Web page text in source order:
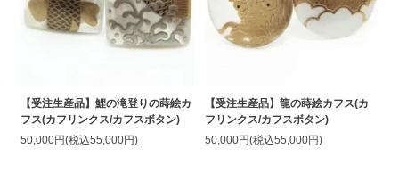
【受注生産品】鯉の滝登りの蒔絵カ
フス(カフリンクス/カフスボタン)
50,000円(税込55,000円)
【受注生産品】龍の蒔絵カフス(カ
フリンクス/カフスボタン)
50,000円(税込55,000円)